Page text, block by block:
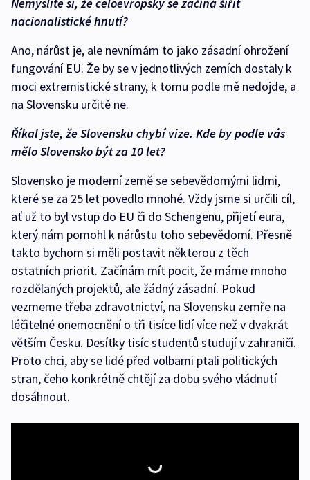
nacionalistické hnutí?
Ano, nárůst je, ale nevnímám to jako zásadní ohrožení
fungování EU. Že by se v jednotlivých zemích dostaly k
moci extremistické strany, k tomu podle mě nedojde, a
na Slovensku určitě ne.
Říkal jste, že Slovensku chybí vize. Kde by podle vás
mělo Slovensko být za 10 let?
Slovensko je moderní země se sebevědomými lidmi,
které se za 25 let povedlo mnohé. Vždy jsme si určili cíl,
ať už to byl vstup do EU či do Schengenu, přijetí eura,
který nám pomohl k nárůstu toho sebevědomí. Přesně
takto bychom si měli postavit některou z těch
ostatních priorit. Začínám mít pocit, že máme mnoho
rozdělaných projektů, ale žádný zásadní. Pokud
vezmeme třeba zdravotnictví, na Slovensku zemře na
léčitelné onemocnění o tři tisíce lidí více než v dvakrát
větším Česku. Desítky tisíc studentů studují v zahraničí.
Proto chci, aby se lidé před volbami ptali politických
stran, čeho konkrétně chtějí za dobu svého vládnutí
dosáhnout.